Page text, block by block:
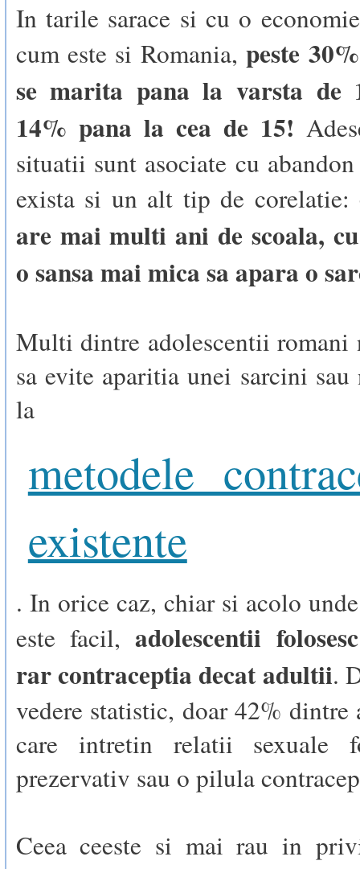
In tarile sarace si cu o
cum este si Romania,peste
se marita pana la varsta de
14% pana la cea de 15!
situatii sunt asociate cu
exista si un alt tip de corelatie:
are mai multi ani de scoala,
o sansa mai mica sa apara o
Multi dintre adolescentii romani
sa evite aparitia unei sarcini sau
la
metodele
existente
. In orice caz, chiar si acolo
este facil,adolescentii
rar contraceptia decat adultii.
vedere statistic, doar 42% dintre
care intretin relatii sexuale
prezervativ sau o pilula
Ceea ceeste si mai rau in